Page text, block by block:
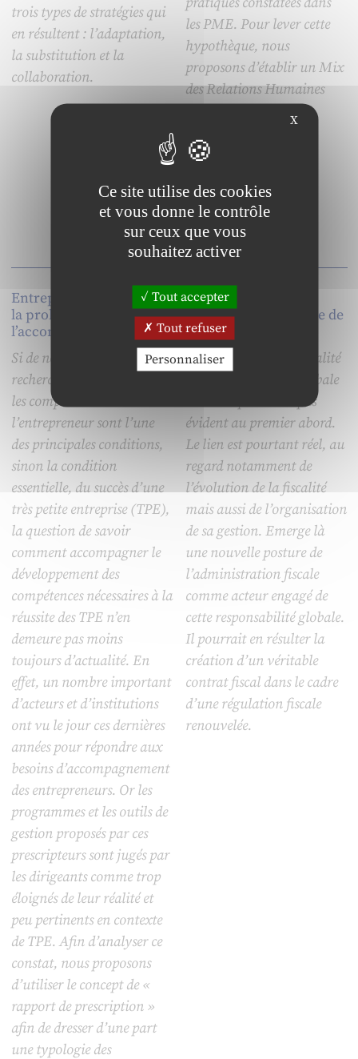
trois types de stratégies qui
en résultent : l’adaptation,
la substitution et la
collaboration.
les PME. Pour lever cette
hypothèque, nous
proposons d’établir un Mix
des Relations Humaines
intégrant à la fois des
externes du système
Entrepreneuriat et TPE :
la problématique de
l’accompagnement
Si de nombreux travaux de
recherche ont montré que
les compétences de
l’entrepreneur sont l’une
des principales conditions,
sinon la condition
essentielle, du succès d’une
très petite entreprise (TPE),
la question de savoir
comment accompagner le
développement des
compétences nécessaires à la
réussite des TPE n’en
demeure pas moins
toujours d’actualité. En
effet, un nombre important
d’acteurs et d’institutions
ont vu le jour ces dernières
années pour répondre aux
besoins d’accompagnement
des entrepreneurs. Or les
programmes et les outils de
gestion proposés par ces
prescripteurs sont jugés par
les dirigeants comme trop
éloignés de leur réalité et
peu pertinents en contexte
de TPE. Afin d’analyser ce
constat, nous proposons
d’utiliser le concept de «
rapport de prescription »
afin de dresser d’une part
une typologie des
Fiscalité et
responsabilité globale de
l’entreprise
Le rapport entre la fiscalité
et la responsabilité globale
de l’entreprise n’est pas
évident au premier abord.
Le lien est pourtant réel, au
regard notamment de
l’évolution de la fiscalité
mais aussi de l’organisation
de sa gestion. Emerge là
une nouvelle posture de
l’administration fiscale
comme acteur engagé de
cette responsabilité globale.
Il pourrait en résulter la
création d’un véritable
contrat fiscal dans le cadre
d’une régulation fiscale
renouvelée.
X
Ce site utilise des cookies
et vous donne le contrôle
sur ceux que vous
souhaitez activer
Tout accepter
Tout refuser
Personnaliser